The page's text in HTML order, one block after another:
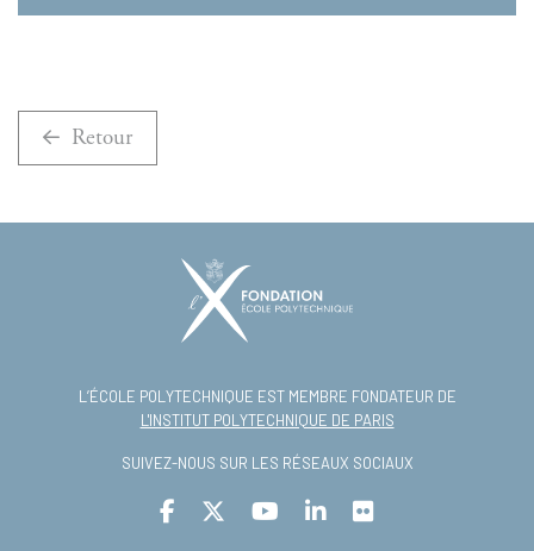
Retour
L’ÉCOLE POLYTECHNIQUE EST MEMBRE FONDATEUR DE
L'INSTITUT POLYTECHNIQUE DE PARIS
SUIVEZ-NOUS SUR LES RÉSEAUX SOCIAUX